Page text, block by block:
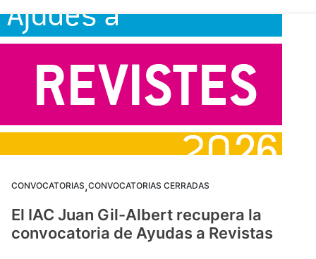
CONVOCATORIAS,CONVOCATORIAS CERRADAS
El IAC Juan Gil-Albert recupera la
convocatoria de Ayudas a Revistas